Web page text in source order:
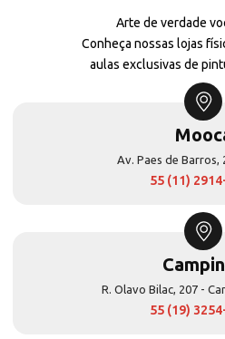
Arte de verdade
Conheça nossas lojas
aulas exclusivas de
Av. Paes de Barros,
55 (11)
R. Olavo Bilac, 207 -
55 (19)